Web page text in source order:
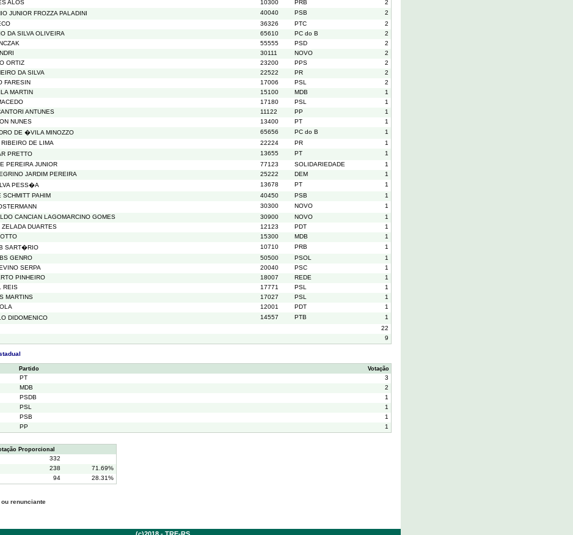
ALOS 10300 PRB
2
JUNIOR FROZZA PALADINI 40040 PSB
2
36326 PTC
2
DA SILVA OLIVEIRA 65610 PC do B
2
55555 PSD
2
30111 NOVO
2
ORTIZ 23200 PPS
2
DA SILVA 22522 PR
2
FARESIN 17006 PSL
2
MARTIN 15100 MDB
1
17180 PSL
1
ANTUNES 11122 PP
1
NUNES 13400 PT
1
DE �VILA MINOZZO 65656 PC do B
1
DE LIMA 22224 PR
1
PRETTO 13655 PT
1
PEREIRA JUNIOR 77123 SOLIDARIEDADE
1
JARDIM PEREIRA 25222 DEM
1
PESS�A 13678 PT
1
SCHMITT PAHIM 40450 PSB
1
30300 NOVO
1
CANCIAN LAGOMARCINO GOMES 30900 NOVO
1
ZELADA DUARTES 12123 PDT
1
15300 MDB
1
SART�RIO 10710 PRB
1
GENRO 50500 PSOL
1
SERPA 20040 PSC
1
PINHEIRO 18007 REDE
1
REIS 17771 PSL
1
MARTINS 17027 PSL
1
12001 PDT
1
DIDOMENICO 14557 PTB
1
22
9
Partido Votação
PT
3
MDB
2
PSDB
1
PSL
1
PSB
1
PP 1
Proporcional
332
238
71.69%
94 28.31%
renunciante